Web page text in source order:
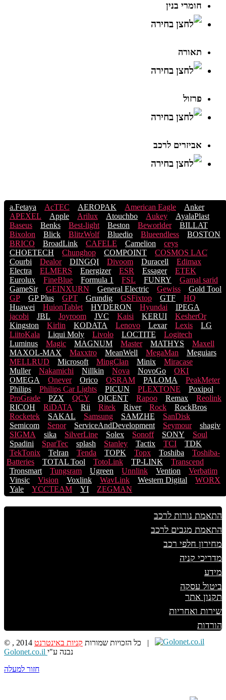
חומרי בנין
תאורה
פרזול
אביזרים לרכב
a.Fetaya AcTEC AEROPAK American Eagle
Anker
APEXEL
Apple Arilux Atouchbo Aukey
AyalaPlast
Baseus
Benks Best-light Beston Beworlder
BILLAT
Bixolon
Blick BlitzWolf Bluedio Blueendless
BOSTON
BRICO
BroadLink CAFELE Camelion
ceys
CHOETECH
Chunghop COMPOINT
COSMOS LACֹ
Courbi
Dealor DINGQI Divoom Duracell
Edimax
Electra
ELMERS Energizer ESR Essager
ETEK
Eurolux
FineBlue Formula 1 FSL FUNRY
Gamal sarid
GameSir
GEINXURN General Electric Gewiss
Gold Tool
GP
GP Plus GPT Grundig GSFixtop GTF
HQ
Huawei
HuionTablet HYDERON Hyundai
IPEGA
jacobi
JBL Joyroom JVC Kaisi KERUI
KesherOr
Kingston
Kirlin KODATA Lenovo Lexar Lexis
LG
LiitoKala
Liqui Moly Livolo LOCTITE
Logitech
Luminus
Magic MAGNUM Master MATHYS
Maxell
MAXOL-MAX
Maxxtro MeanWell MegaMan
Meguiars
MELLRUD
Microsoft MingClan Minix
Miracase
Muller
Nakamichi Nillkin Nova NovoGo
OKI
OMEGA
Onever Orico OSRAM PALOMA
PeakMeter
Philips
Philips Car Lights PICUN PLEXTONE
Poxipol
ProGrade
PZX QCY QICENT Rapoo Remax
Reolink
RICOH
RiDATA Rii Ritek River Rock
RockBros
Rocketek
SAKAL Samsung SAMZHE
SanDisk
Semicom
Senor ServiceAndDevelopment Seymour
shagiv
SIGMA
sika SilverLine Solex Sonoff SONY
Soul
Spadini
SparTec splash Stanley Tactix TCI
TDK
TekTonix
Telran Tenda TOPK Topx Toshiba
Toshiba-
Batteries
TOTAL Tool TotoLink TP-LINK
Transcend
Tronsmart
Tungsram Ugreen Unnlink Vention
Verbatim
Vinsic
Vision Voxlink WavLink Western Digital
WORX
Yale
YCCTEAM YI ZEGMAN
התאמת נורות לרכב
התאמת מגבים לרכב
מחירון חלפי רכב
מדריכי קניה
מידע
ביטול עסקה
תקנון אתר
שירות ואחריות
הורדות
© , 2014 כל הזכויות שמורות קניות באינטרנט
|
Golonet.co.il נבנה ע"י
חזור למעלה